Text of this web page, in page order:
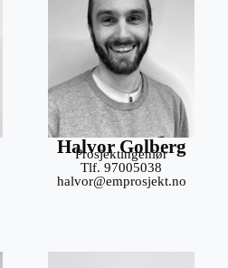
Halvor Golberg
Prosjektingeniør
Tlf. 97005038
halvor@emprosjekt.no